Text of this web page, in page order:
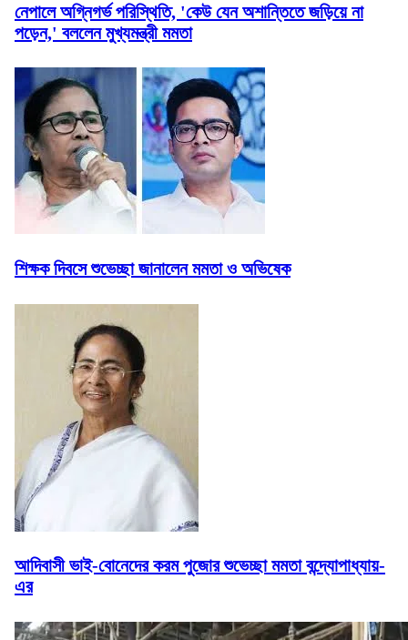
নেপালে অগ্নিগর্ভ পরিস্থিতি, 'কেউ যেন অশান্তিতে জড়িয়ে না
পড়েন,' বললেন মুখ্যমন্ত্রী মমতা
শিক্ষক দিবসে শুভেচ্ছা জানালেন মমতা ও অভিষেক
আদিবাসী ভাই-বোনেদের করম পুজোর শুভেচ্ছা মমতা বন্দ্যোপাধ্যায়-
এর